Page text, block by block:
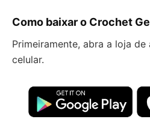
Como baixar o Crochet
Primeiramente, abra a loja
celular.